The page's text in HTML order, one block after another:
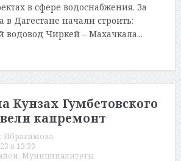
в сфере водоснабжения. За
в Дагестане начали строить:
Чиркей – Махачкала...
Кунзах Гумбетовского
капремонт
Ибрагимова
в 13:33
, Муниципалитеты